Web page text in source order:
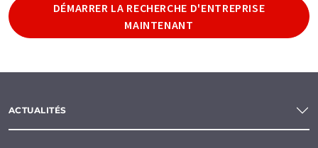
DÉMARRER LA RECHERCHE D'ENTREPRISE
MAINTENANT
ACTUALITÉS